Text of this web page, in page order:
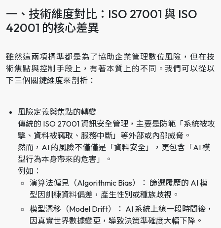
一、技術維度對比：ISO 27001 與 ISO
42001 的核心差異
雖然這兩項標準都是為了協助企業管理數位風險，但在技
術焦點與控制手段上，有著本質上的不同。我們可以從以
下三個關鍵維度來剖析：
風險定義與焦點的轉變
傳統的 ISO 27001 資訊安全管理，主要是防範「系統被攻
擊、資料被竊取、服務中斷」等外部或內部威脅。
然而，AI 的風險不僅僅是「資料安全」，更包含「AI 模
型行為本身帶來的危害」。
例如：
演算法偏見（Algorithmic Bias）： 篩選履歷的 AI 模
型因訓練資料偏差，產生性別或種族歧視。
模型漂移（Model Drift）： AI 系統上線一段時間後，
因真實世界數據變更，導致決策準確度大幅下降。